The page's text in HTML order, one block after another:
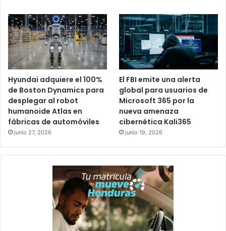
Hyundai adquiere el 100%
de Boston Dynamics para
desplegar al robot
humanoide Atlas en
fábricas de automóviles
junio 27, 2026
El FBI emite una alerta
global para usuarios de
Microsoft 365 por la
nueva amenaza
cibernética Kali365
junio 19, 2026